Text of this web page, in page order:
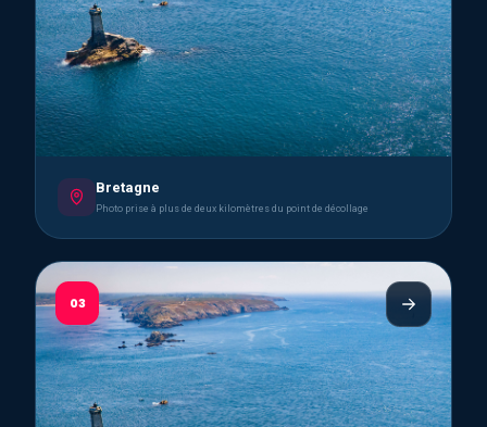
Bretagne
Photo prise à plus de deux kilomètres du point de décollage
03